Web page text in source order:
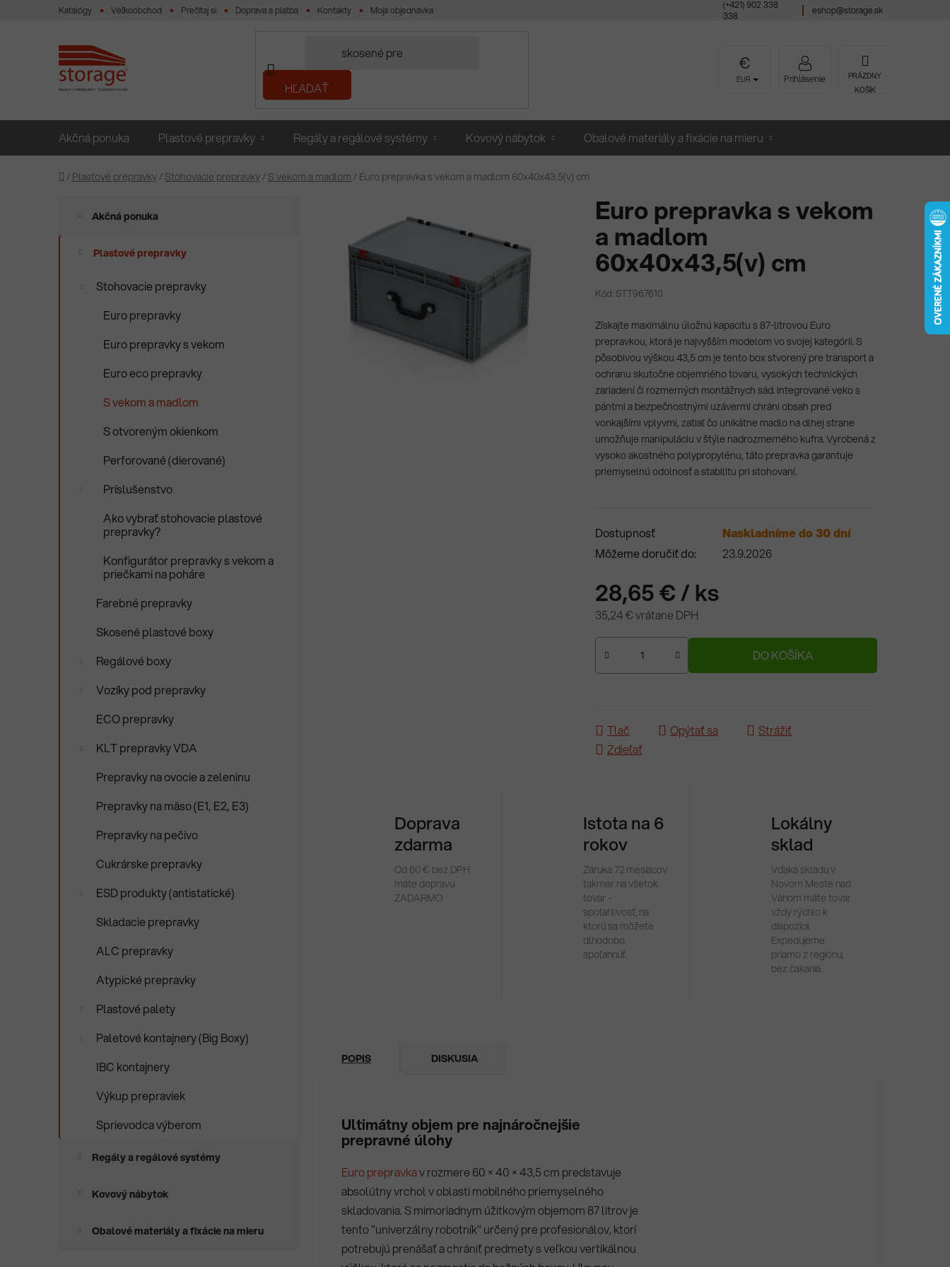
Katalógy Veľkoobchod Prečítaj si Doprava a platba Kontakty Moja objednávka
(+421) 902 338
338
eshop@storage.sk
HĽADAŤ
EUR Prihlásenie NÁKUPNÝ
KOŠÍK
PRÁZDNY
KOŠÍK
Akčná ponuka Plastové prepravky Regály a regálové systémy Kovový nábytok Obalové materiály a fixácie na mieru
Domov
/ Plastové prepravky/ Stohovacie prepravky/ S vekom a madlom / Euro prepravka s vekom a madlom 60x40x43,5(v) cm
č
kategórie
t
Akčná ponuka
Plastové prepravky
Stohovacie prepravky
Euro prepravky
Euro prepravky s vekom
Euro eco prepravky
S vekom a madlom
S otvoreným okienkom
Perforované (dierované)
Príslušenstvo
Ako vybrať stohovacie plastové
prepravky?
Konfigurátor prepravky s vekom a
priečkami na poháre
Farebné prepravky
Skosené plastové boxy
Regálové boxy
Vozíky pod prepravky
ECO prepravky
KLT prepravky VDA
Prepravky na ovocie a zeleninu
Prepravky na mäso (E1, E2, E3)
Prepravky na pečivo
Cukrárske prepravky
ESD produkty (antistatické)
Skladacie prepravky
ALC prepravky
Atypické prepravky
Plastové palety
Paletové kontajnery (Big Boxy)
IBC kontajnery
Výkup prepraviek
Sprievodca výberom
Regály a regálové systémy
Kovový nábytok
Obalové materiály a fixácie na mieru
Euro prepravka s vekom
a madlom
60x40x43,5(v) cm
Kód: STT967610
Získajte maximálnu úložnú kapacitu s 87-litrovou Euro
prepravkou, ktorá je najvyšším modelom vo svojej kategórii. S
pôsobivou výškou 43,5 cm je tento box stvorený pre transport a
ochranu skutočne objemného tovaru, vysokých technických
zariadení či rozmerných montážnych sád. Integrované veko s
pántmi a bezpečnostnými uzávermi chráni obsah pred
vonkajšími vplyvmi, zatiaľ čo unikátne madlo na dlhej strane
umožňuje manipuláciu v štýle nadrozmerného kufra. Vyrobená z
vysoko akostného polypropylénu, táto prepravka garantuje
priemyselnú odolnosť a stabilitu pri stohovaní.
Dostupnosť
Naskladníme do 30 dní
Môžeme doručiť do:
23.9.2026
28,65 €/ ks
35,24 € vrátane DPH
Jednotková cena:
DO KOŠÍKA
Tlač Opýtať sa
Strážiť
Zdieľať
Doprava
zdarma
Od 60 € bez DPH
máte dopravu
ZADARMO
Istota na 6
rokov
Záruka 72 mesiacov
takmer na všetok
tovar –
spoľahlivosť, na
ktorú sa môžete
dlhodobo
spoľahnúť.
Lokálny
sklad
Vďaka skladu v
Novom Meste nad
Váhom máte tovar
vždy rýchlo k
dispozícii.
Expedujeme
priamo z regiónu,
bez čakania.
POPIS DISKUSIA
Ultimátny objem pre najnáročnejšie
prepravné úlohy
Euro prepravkav rozmere 60 × 40 × 43,5 cm predstavuje
absolútny vrchol v oblasti mobilného priemyselného
skladovania. S mimoriadnym úžitkovým objemom 87 litrov je
tento "univerzálny robotník" určený pre profesionálov, ktorí
potrebujú prenášať a chrániť predmety s veľkou vertikálnou